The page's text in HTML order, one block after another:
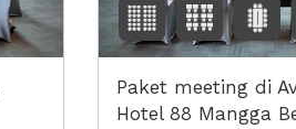
Paket meeting di
Hotel 88 Mangga